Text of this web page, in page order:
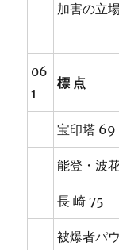
加害の立
06
1
標 点
宝印塔 69
能登・波
長 崎 75
被爆者パ